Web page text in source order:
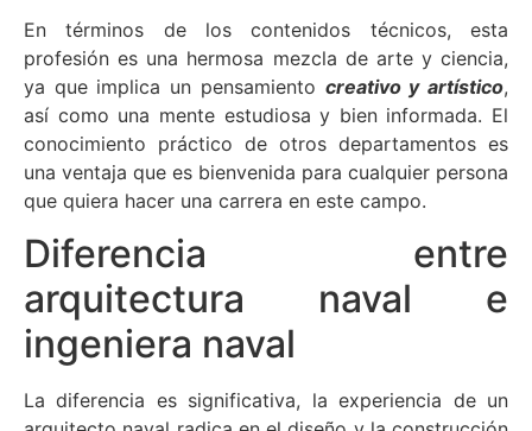
En términos de los contenidos técnicos, esta
profesión es una hermosa mezcla de arte y ciencia,
ya que implica un pensamiento creativo y artístico,
así como una mente estudiosa y bien informada. El
conocimiento práctico de otros departamentos es
una ventaja que es bienvenida para cualquier persona
que quiera hacer una carrera en este campo.
Diferencia entre
arquitectura naval e
ingeniera naval
La diferencia es significativa, la experiencia de un